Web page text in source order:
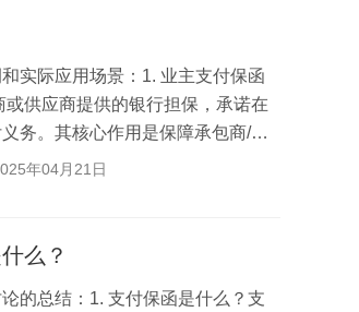
实际应用场景：1. 业主支付保函
供应商提供的银行担保，承诺在
务。其核心作用是保障承包商/供
年04月21日
么？
的总结：1. 支付保函是什么？支